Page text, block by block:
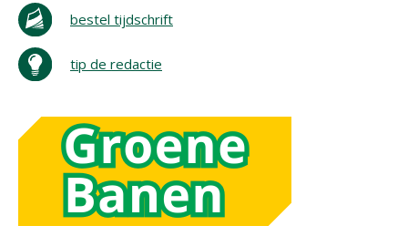
bestel tijdschrift
tip de redactie